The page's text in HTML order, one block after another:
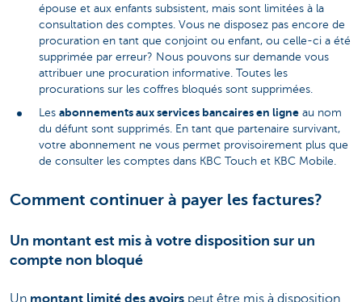
épouse et aux enfants subsistent, mais sont limitées à la
consultation des comptes. Vous ne disposez pas encore de
procuration en tant que conjoint ou enfant, ou celle-ci a été
supprimée par erreur? Nous pouvons sur demande vous
attribuer une procuration informative. Toutes les
procurations sur les coffres bloqués sont supprimées.
Les abonnements aux services bancaires en ligne au nom
du défunt sont supprimés. En tant que partenaire survivant,
votre abonnement ne vous permet provisoirement plus que
de consulter les comptes dans KBC Touch et KBC Mobile.
Comment continuer à payer les factures?
Un montant est mis à votre disposition sur un
compte non bloqué
Un montant limité des avoirs peut être mis à disposition